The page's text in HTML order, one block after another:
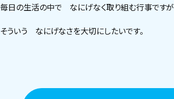
毎日の生活の中で なにげなく取り組む行事ですが
そういう なにげなさを大切にしたいです。